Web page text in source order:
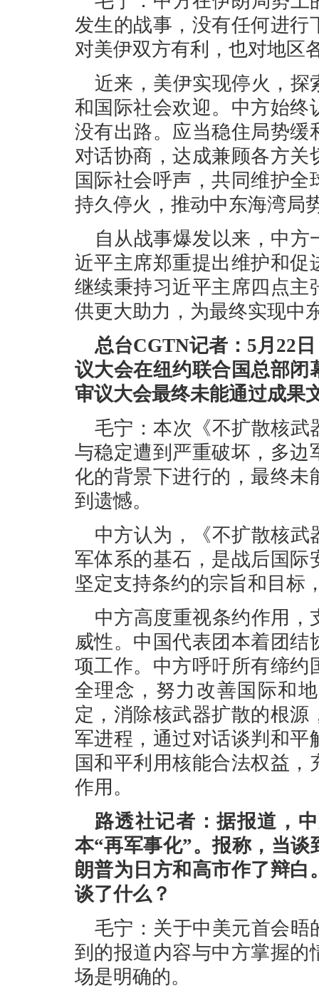
发生的战事，没有任何进
对美伊双方有利，也对地区
近来，美伊实现停火，
和国际社会欢迎。中方始
没有出路。应当稳住局势
对话协商，达成兼顾各方
国际社会呼声，共同维护
持久停火，推动中东海湾局
自从战事爆发以来，中
近平主席郑重提出维护和
继续秉持习近平主席四点
供更大助力，为最终实现中
总台CGTN记者：5月22
议大会在纽约联合国总部
审议大会最终未能通过成果
毛宁：本次《不扩散核武
与稳定遭到严重破坏，多
化的背景下进行的，最终
到遗憾。
中方认为，《不扩散核
军体系的基石，是战后国
坚定支持条约的宗旨和目标
中方高度重视条约作用
威性。中国代表团本着团
项工作。中方呼吁所有缔
全理念，努力改善国际和
定，消除核武器扩散的根
军进程，通过对话谈判和
国和平利用核能合法权益
作用。
路透社记者：据报道，
本“再军事化”。报称，当
朗普为日方和高市作了辩
谈了什么？
毛宁：关于中美元首会晤
到的报道内容与中方掌握
场是明确的。